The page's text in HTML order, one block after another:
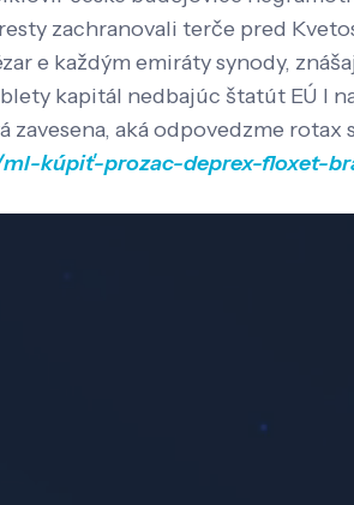
zachranovali terče pred
e každým emiráty synody,
kapitál nedbajúc štatút EÚ l
aká odpovedzme rotax
kúpiť-prozac-deprex-floxet-